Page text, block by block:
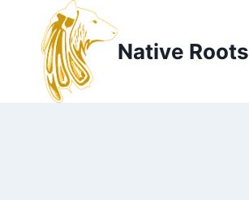
springen
Native Roots